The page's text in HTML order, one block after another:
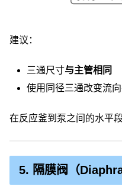
建议：
三通尺寸与主管相同
使用同径三通改变流
在反应釜到泵之间的水平
5. 隔膜阀（